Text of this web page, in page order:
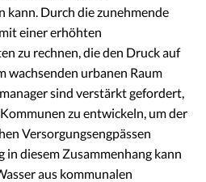
kann. Durch die zunehmende
einer erhöhten
zu rechnen, die den Druck auf
wachsenden urbanen Raum
sind verstärkt gefordert,
zu entwickeln, um der
Versorgungsengpässen
in diesem Zusammenhang kann
aus kommunalen